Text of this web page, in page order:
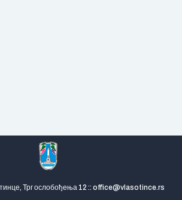
Трг ослобођења 12 :: office@vlasotince.rs